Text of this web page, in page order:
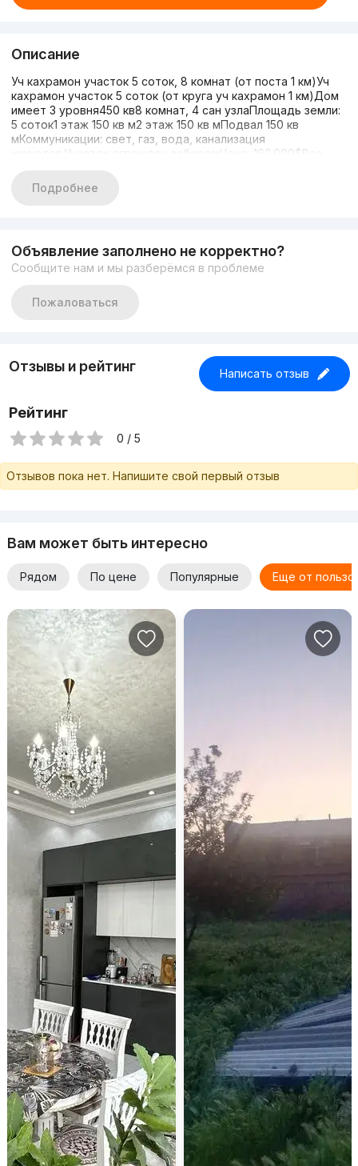
Описание
Уч кахрамон участок 5 соток, 8 комнат (от поста 1 км)Уч
кахрамон участок 5 соток (от круга уч кахрамон 1 км)Дом
имеет 3 уровня450 кв8 комнат, 4 сан узлаПлощадь земли:
5 соток1 этаж 150 кв м2 этаж 150 кв мПодвал 150 кв
мКоммуникации: свет, газ, вода, канализация
имеются.Участок огражден заборомЦена: 162.000$Все
Подробнее
Объявление заполнено не корректно?
Сообщите нам и мы разберёмся в проблеме
Пожаловаться
Отзывы и рейтинг Написать отзыв
Рейтинг
0 / 5
Отзывов пока нет. Напишите свой первый отзыв
Вам может быть интересно
Рядом По цене Популярные Еще от